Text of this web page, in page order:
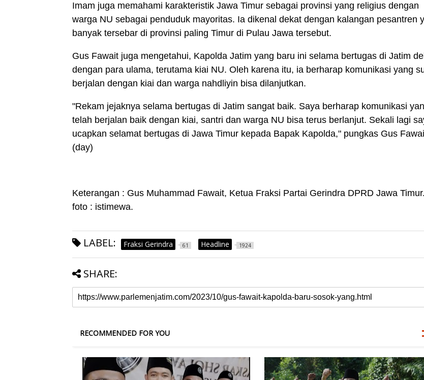
Imam juga memahami karakteristik Jawa Timur sebagai provinsi yang religius dengan
warga NU sebagai penduduk mayoritas. Ia dikenal dekat dengan kalangan pesantren
banyak tersebar di provinsi paling Timur di Pulau Jawa tersebut.
Gus Fawait juga mengetahui, Kapolda Jatim yang baru ini selama bertugas di Jatim
dengan para ulama, terutama kiai NU. Oleh karena itu, ia berharap komunikasi yang
berjalan dengan kiai dan warga nahdliyin bisa dilanjutkan.
"Rekam jejaknya selama bertugas di Jatim sangat baik. Saya berharap komunikasi
telah berjalan baik dengan kiai, santri dan warga NU bisa terus berlanjut. Sekali lagi
ucapkan selamat bertugas di Jawa Timur kepada Bapak Kapolda," pungkas Gus
(day)
Keterangan : Gus Muhammad Fawait, Ketua Fraksi Partai Gerindra DPRD Jawa Timur.
foto : istimewa.
LABEL: Fraksi Gerindra 61 Headline 1924
SHARE:
RECOMMENDED FOR YOU